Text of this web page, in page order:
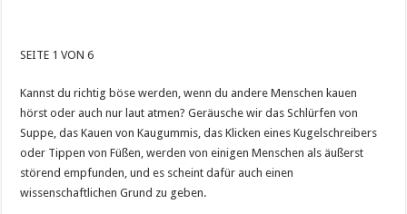
SEITE 1 VON 6
Kannst du richtig böse werden, wenn du andere Menschen kauen
hörst oder auch nur laut atmen? Geräusche wir das Schlürfen von
Suppe, das Kauen von Kaugummis, das Klicken eines Kugelschreibers
oder Tippen von Füßen, werden von einigen Menschen als äußerst
störend empfunden, und es scheint dafür auch einen
wissenschaftlichen Grund zu geben.